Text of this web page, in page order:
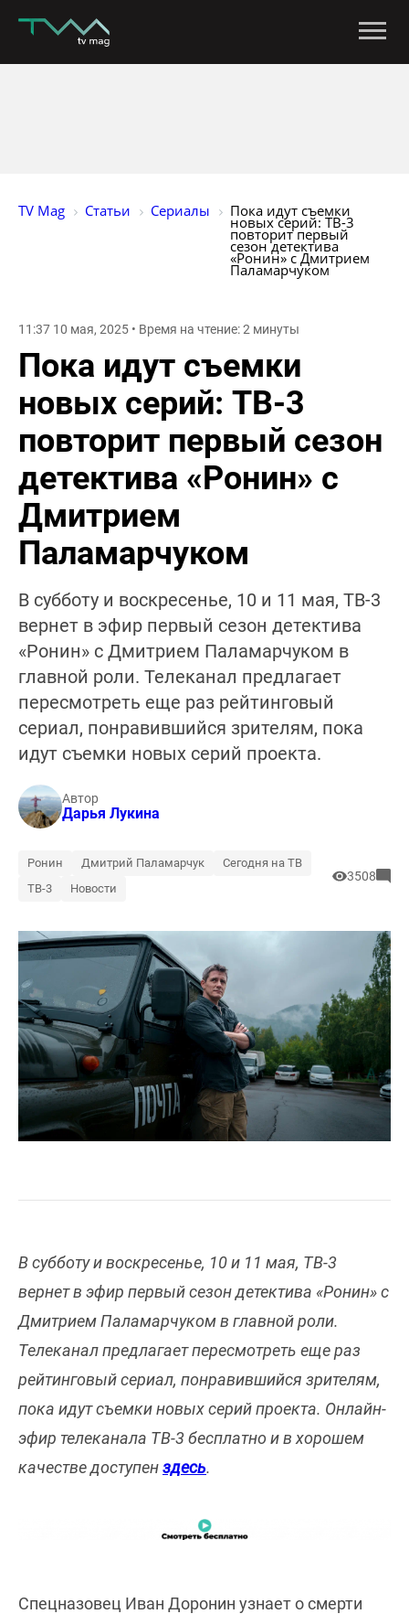
TV Mag Статьи Сериалы Пока идут съемки
новых серий: ТВ-3
повторит первый
сезон детектива
«Ронин» с Дмитрием
Паламарчуком
11:37 10 мая, 2025 • Время на чтение: 2 минуты
Пока идут съемки
новых серий: ТВ-3
повторит первый сезон
детектива «Ронин» с
Дмитрием
Паламарчуком
В субботу и воскресенье, 10 и 11 мая, ТВ-3
вернет в эфир первый сезон детектива
«Ронин» с Дмитрием Паламарчуком в
главной роли. Телеканал предлагает
пересмотреть еще раз рейтинговый
сериал, понравившийся зрителям, пока
идут съемки новых серий проекта.
Автор
Дарья Лукина
Ронин Дмитрий Паламарчук
Сегодня на ТВ
ТВ-3
Новости
3508
В субботу и воскресенье, 10 и 11 мая, ТВ-3
вернет в эфир первый сезон детектива «Ронин» с
Дмитрием Паламарчуком в главной роли.
Телеканал предлагает пересмотреть еще раз
рейтинговый сериал, понравившийся зрителям,
пока идут съемки новых серий проекта. Онлайн-
эфир телеканала ТВ-3 бесплатно и в хорошем
качестве доступенздесь.
Спецназовец Иван Доронин узнает о смерти